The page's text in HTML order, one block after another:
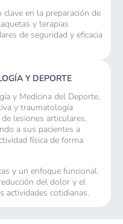
en la preparación de
y terapias
de seguridad y eficacia
Y DEPORTE
y Medicina del Deporte,
y traumatología
lesiones articulares,
a sus pacientes a
física de forma
y un enfoque funcional
del dolor y el
actividades cotidianas.